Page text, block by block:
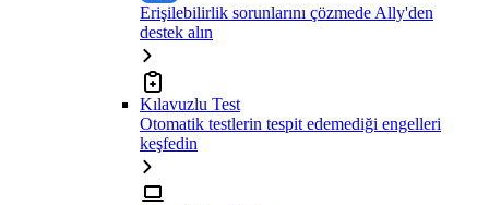
Erişilebilirlik sorunlarını çözmede Ally'den
destek alın
Kılavuzlu Test
Otomatik testlerin tespit edemediği engelleri
keşfedin